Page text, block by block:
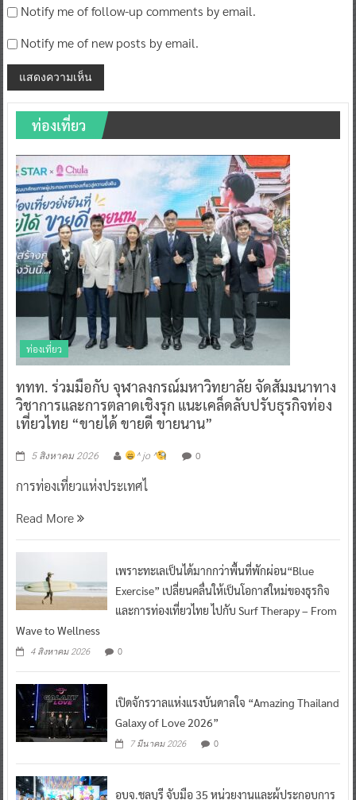
Notify me of follow-up comments by email.
Notify me of new posts by email.
ท่องเที่ยว
ท่องเที่ยว
ททท. ร่วมมือกับ จุฬาลงกรณ์มหาวิทยาลัย จัดสัมมนาทาง
วิชาการและการตลาดเชิงรุก แนะเคล็ดลับปรับธุรกิจท่อง
เที่ยวไทย “ขายได้ ขายดี ขายนาน”
5 สิงหาคม 2026 ^ jo ^ 0
การท่องเที่ยวแห่งประเทศไ
Read More
เพราะทะเลเป็นได้มากกว่าพื้นที่พักผ่อน“Blue
Exercise” เปลี่ยนคลื่นให้เป็นโอกาสใหม่ของธุรกิจ
และการท่องเที่ยวไทย ไปกับ Surf Therapy – From
Wave to Wellness
4 สิงหาคม 2026 0
เปิดจักรวาลแห่งแรงบันดาลใจ “Amazing Thailand
Galaxy of Love 2026”
7 มีนาคม 2026 0
อบจ.ชลบุรี จับมือ 35 หน่วยงานและผู้ประกอบการ